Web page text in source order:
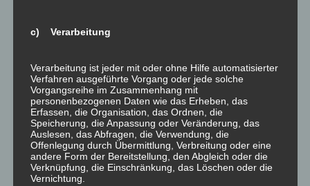
die Holzheizung regelmäßig gewartet wird, um
Brennholzmaße
c) Verarbeitung
Verarbeitung ist jeder mit oder ohne Hilfe automatisierter
Verfahren ausgeführte Vorgang oder jede solche
Vorgangsreihe im Zusammenhang mit
personenbezogenen Daten wie das Erheben, das
Erfassen, die Organisation, das Ordnen, die
Speicherung, die Anpassung oder Veränderung, das
Auslesen, das Abfragen, die Verwendung, die
Offenlegung durch Übermittlung, Verbreitung oder eine
andere Form der Bereitstellung, den Abgleich oder die
Verknüpfung, die Einschränkung, das Löschen oder die
Vernichtung.